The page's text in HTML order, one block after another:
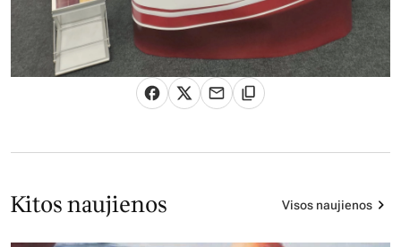
Kitos naujienos Visos naujienos